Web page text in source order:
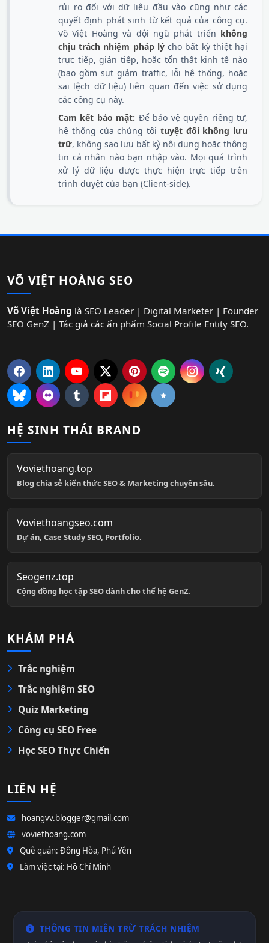
rủi ro đối với dữ liệu đầu vào cũng như các
quyết định phát sinh từ kết quả của công cụ.
Võ Việt Hoàng và đội ngũ phát triển không
chịu trách nhiệm pháp lýcho bất kỳ thiệt hại
trực tiếp, gián tiếp, hoặc tổn thất kinh tế nào
(bao gồm sụt giảm traffic, lỗi hệ thống, hoặc
sai lệch dữ liệu) liên quan đến việc sử dụng
các công cụ này.
Cam kết bảo mật: Để bảo vệ quyền riêng tư,
hệ thống của chúng tôi tuyệt đối không lưu
trữ, không sao lưu bất kỳ nội dung hoặc thông
tin cá nhân nào bạn nhập vào. Mọi quá trình
xử lý dữ liệu được thực hiện trực tiếp trên
trình duyệt của bạn (Client-side).
VÕ VIỆT HOÀNG SEO
Võ Việt Hoàng là SEO Leader | Digital Marketer | Founder
SEO GenZ | Tác giả các ấn phẩm Social Profile Entity SEO.
HỆ SINH THÁI BRAND
Voviethoang.top
Blog chia sẻ kiến thức SEO & Marketing chuyên sâu.
Voviethoangseo.com
Dự án, Case Study SEO, Portfolio.
Seogenz.top
Cộng đồng học tập SEO dành cho thế hệ GenZ.
KHÁM PHÁ
Trắc nghiệm
Trắc nghiệm SEO
Quiz Marketing
Công cụ SEO Free
Học SEO Thực Chiến
LIÊN HỆ
hoangvv.blogger@gmail.com
voviethoang.com
Quê quán: Đông Hòa, Phú Yên
Làm việc tại: Hồ Chí Minh
THÔNG TIN MIỄN TRỪ TRÁCH NHIỆM